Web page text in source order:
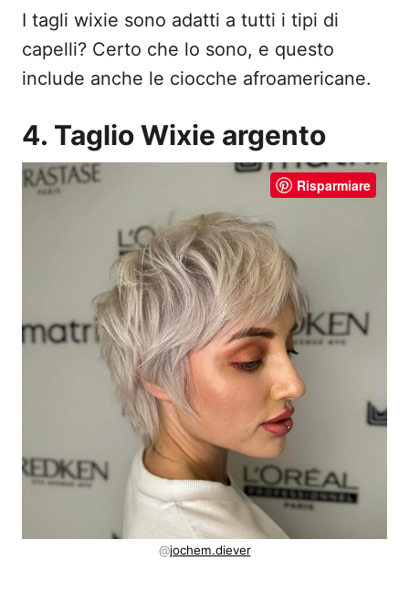
I tagli wixie sono adatti a tutti i tipi di
capelli? Certo che lo sono, e questo
include anche le ciocche afroamericane.
4. Taglio Wixie argento
Risparmiare
@jochem.diever